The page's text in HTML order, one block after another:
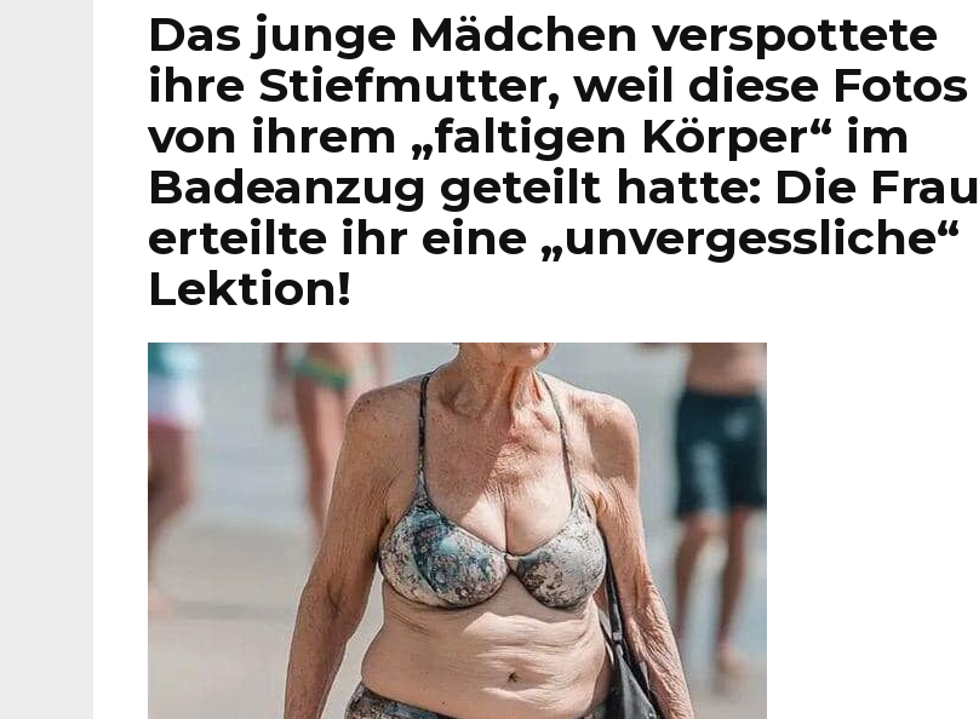
Das junge Mädchen verspottete
ihre Stiefmutter, weil diese Fotos
von ihrem „faltigen Körper“ im
Badeanzug geteilt hatte: Die Frau
erteilte ihr eine „unvergessliche“
Lektion!